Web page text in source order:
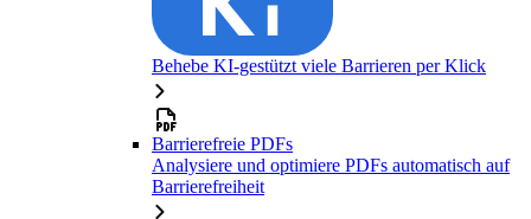
Behebe KI-gestützt viele Barrieren per Klick
Barrierefreie PDFs
Analysiere und optimiere PDFs automatisch auf
Barrierefreiheit